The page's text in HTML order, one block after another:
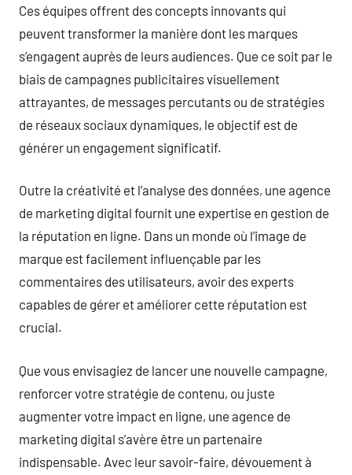
Ces équipes offrent des concepts innovants qui
peuvent transformer la manière dont les marques
s’engagent auprès de leurs audiences. Que ce soit par le
biais de campagnes publicitaires visuellement
attrayantes, de messages percutants ou de stratégies
de réseaux sociaux dynamiques, le objectif est de
générer un engagement significatif.
Outre la créativité et l’analyse des données, une agence
de marketing digital fournit une expertise en gestion de
la réputation en ligne. Dans un monde où l’image de
marque est facilement influençable par les
commentaires des utilisateurs, avoir des experts
capables de gérer et améliorer cette réputation est
crucial.
Que vous envisagiez de lancer une nouvelle campagne,
renforcer votre stratégie de contenu, ou juste
augmenter votre impact en ligne, une agence de
marketing digital s’avère être un partenaire
indispensable. Avec leur savoir-faire, dévouement à